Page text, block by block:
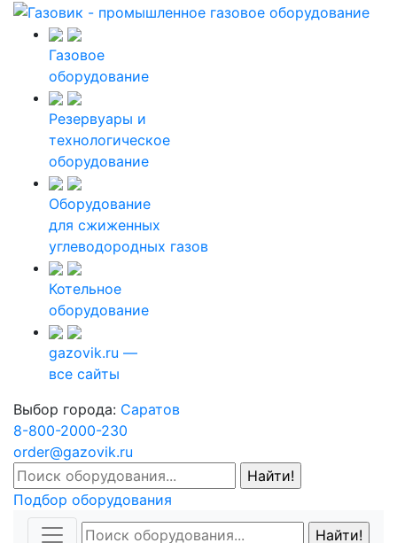
Газовое
оборудование
Резервуары и
технологическое
оборудование
Оборудование
для сжиженных
углеводородных газов
Котельное
оборудование
gazovik.ru —
все сайты
Выбор города: Саратов
8-800-2000-230
order@gazovik.ru
Подбор оборудования